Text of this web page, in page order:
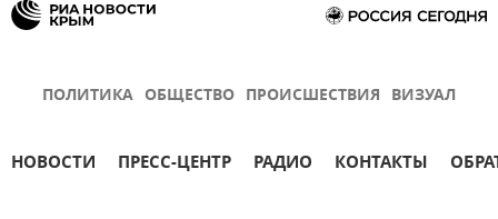
ПОЛИТИКА ОБЩЕСТВО ПРОИСШЕСТВИЯ ВИЗУАЛ
НОВОСТИ ПРЕСС-ЦЕНТР РАДИО КОНТАКТЫ